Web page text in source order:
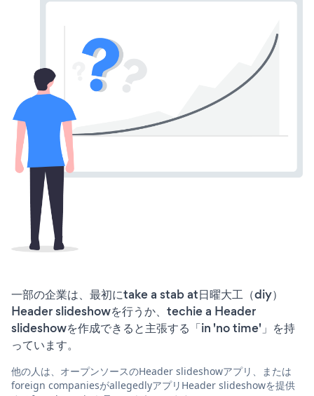
一部の企業は、最初にtake a stab at日曜大工（diy）
Header slideshowを行うか、techie a Header
slideshowを作成できると主張する「in 'no time'」を持
っています。
他の人は、オープンソースのHeader slideshowアプリ、または
foreign companiesがallegedlyアプリHeader slideshowを提供